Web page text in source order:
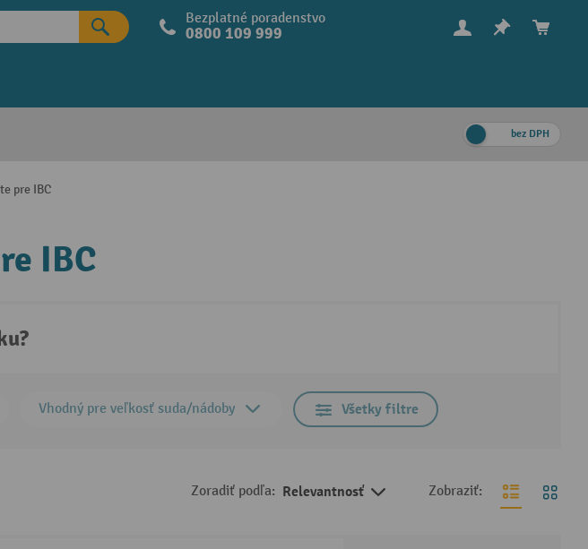
Bezplatné poradenstvo
0800 109 999
bez DPH
pre IBC
IBC
Vhodný pre veľkosť suda/nádoby Všetky filtre
Zoradiť podľa: Relevantnosť Zobraziť: